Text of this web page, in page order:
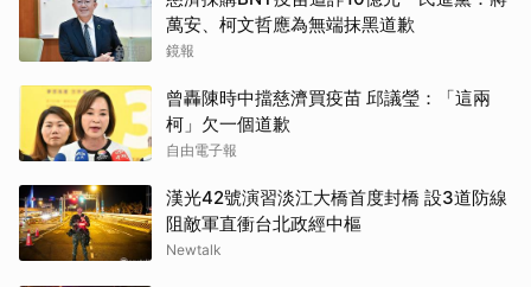
萬安、柯文哲應為無端抹黑道歉
鏡報
曾轟陳時中擋慈濟買疫苗 邱議瑩：「這兩
柯」欠一個道歉
自由電子報
漢光42號演習淡江大橋首度封橋 設3道防線
阻敵軍直衝台北政經中樞
Newtalk